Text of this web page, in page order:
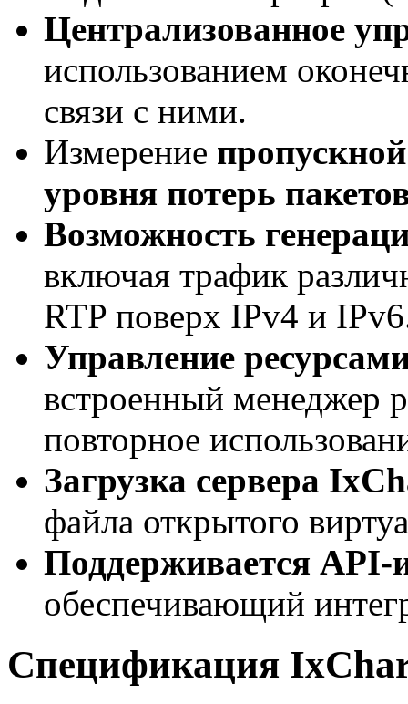
Централизованное
использованием
связи с ними.
Измерение
уровня потерь
Возможность
включая трафик
RTP поверх IPv4 и
Управление
встроенный менеджер
повторное
Загрузка сервера
файла открытого
Поддерживается API-
обеспечивающий
Спецификация